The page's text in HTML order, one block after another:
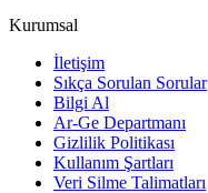
Kurumsal
İletişim
Sıkça Sorulan Sorular
Bilgi Al
Ar-Ge Departmanı
Gizlilik Politikası
Kullanım Şartları
Veri Silme Talimatları